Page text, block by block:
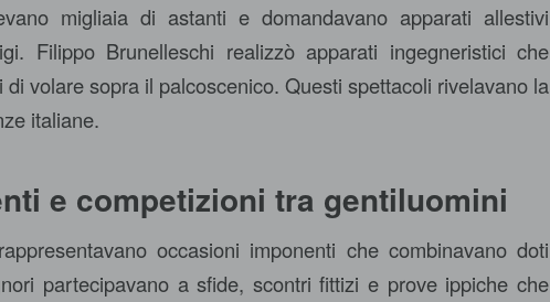
migliaia di astanti e domandavano apparati allestivi
Filippo Brunelleschi realizzò apparati ingegneristici che
volare sopra il palcoscenico. Questi spettacoli rivelavano la
italiane.
e competizioni tra gentiluomini
occasioni imponenti che combinavano doti
partecipavano a sfide, scontri fittizi e prove ippiche che